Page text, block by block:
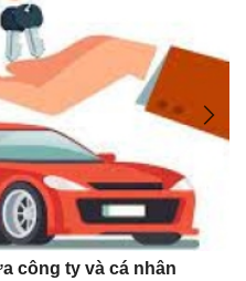
công ty và cá nhân